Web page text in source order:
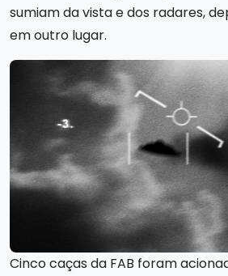
sumiam da vista e dos radares,
em outro lugar.
Cinco caças da FAB foram